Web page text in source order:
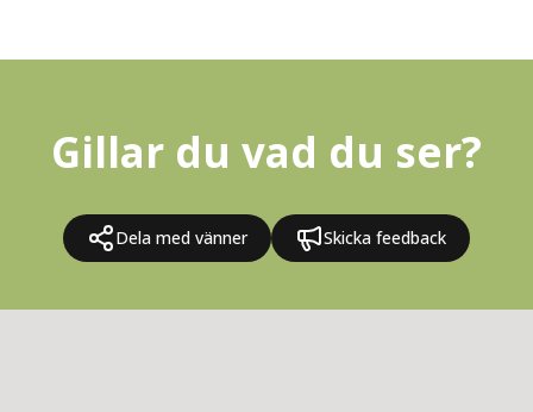
Gillar du vad du ser?
Dela med vänner Skicka feedback